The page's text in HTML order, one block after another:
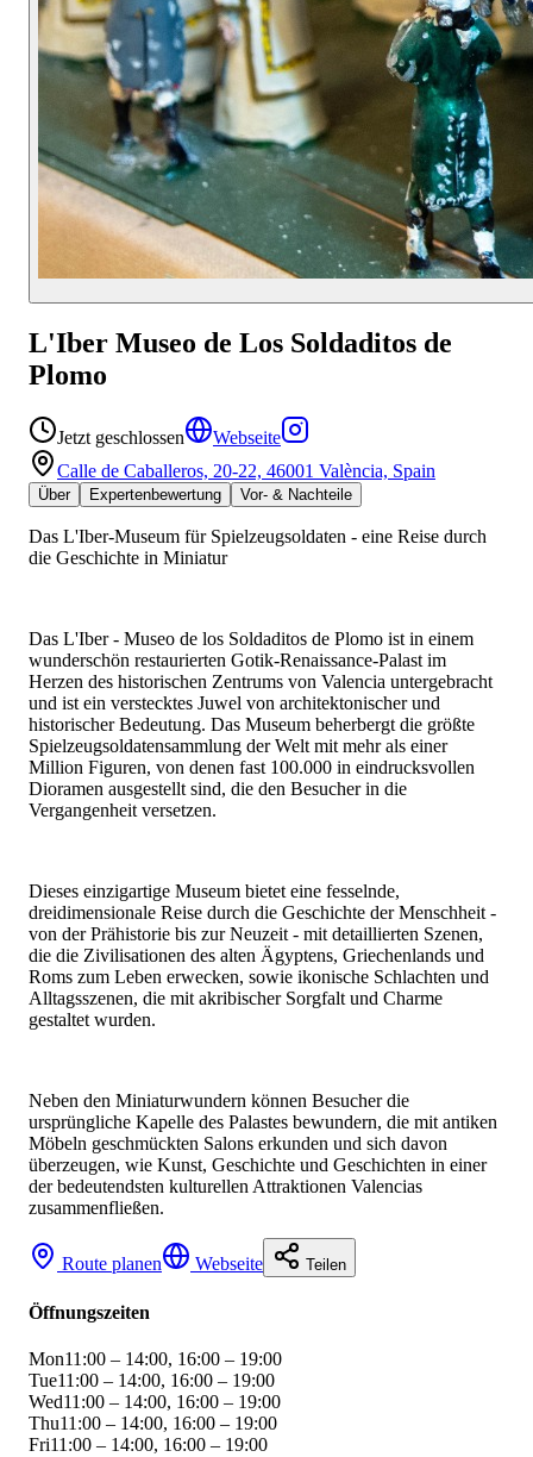
L'Iber Museo de Los Soldaditos de
Plomo
Jetzt geschlossen
Webseite
Calle de Caballeros, 20-22, 46001 València, Spain
Über Expertenbewertung Vor- & Nachteile
Das L'Iber-Museum für Spielzeugsoldaten - eine Reise durch
die Geschichte in Miniatur
Das L'Iber - Museo de los Soldaditos de Plomo ist in einem
wunderschön restaurierten Gotik-Renaissance-Palast im
Herzen des historischen Zentrums von Valencia untergebracht
und ist ein verstecktes Juwel von architektonischer und
historischer Bedeutung. Das Museum beherbergt die größte
Spielzeugsoldatensammlung der Welt mit mehr als einer
Million Figuren, von denen fast 100.000 in eindrucksvollen
Dioramen ausgestellt sind, die den Besucher in die
Vergangenheit versetzen.
Dieses einzigartige Museum bietet eine fesselnde,
dreidimensionale Reise durch die Geschichte der Menschheit -
von der Prähistorie bis zur Neuzeit - mit detaillierten Szenen,
die die Zivilisationen des alten Ägyptens, Griechenlands und
Roms zum Leben erwecken, sowie ikonische Schlachten und
Alltagsszenen, die mit akribischer Sorgfalt und Charme
gestaltet wurden.
Neben den Miniaturwundern können Besucher die
ursprüngliche Kapelle des Palastes bewundern, die mit antiken
Möbeln geschmückten Salons erkunden und sich davon
überzeugen, wie Kunst, Geschichte und Geschichten in einer
der bedeutendsten kulturellen Attraktionen Valencias
zusammenfließen.
Route planen Webseite Teilen
Öffnungszeiten
Mon11:00 – 14:00, 16:00 – 19:00
Tue11:00 – 14:00, 16:00 – 19:00
Wed11:00 – 14:00, 16:00 – 19:00
Thu11:00 – 14:00, 16:00 – 19:00
Fri11:00 – 14:00, 16:00 – 19:00